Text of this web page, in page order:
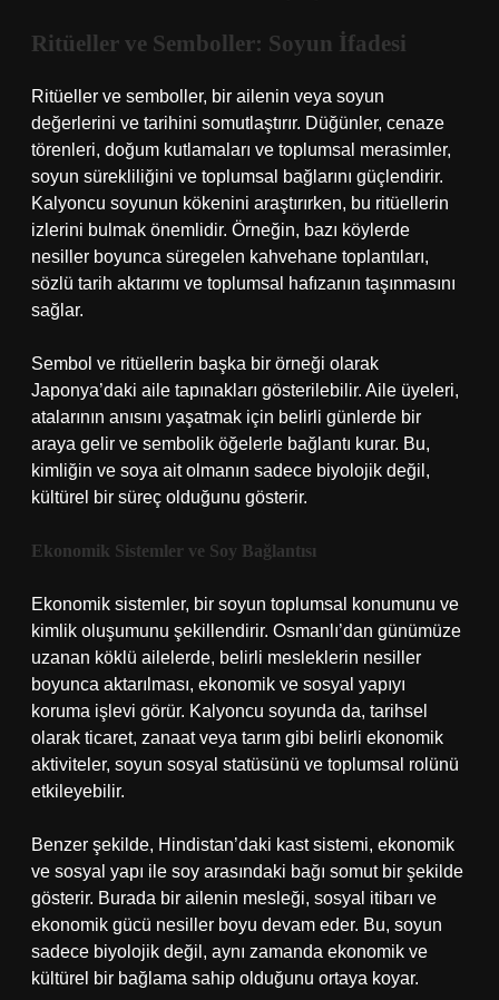
Ritüeller ve Semboller: Soyun İfadesi
Ritüeller ve semboller, bir ailenin veya soyun
değerlerini ve tarihini somutlaştırır. Düğünler, cenaze
törenleri, doğum kutlamaları ve toplumsal merasimler,
soyun sürekliliğini ve toplumsal bağlarını güçlendirir.
Kalyoncu soyunun kökenini araştırırken, bu ritüellerin
izlerini bulmak önemlidir. Örneğin, bazı köylerde
nesiller boyunca süregelen kahvehane toplantıları,
sözlü tarih aktarımı ve toplumsal hafızanın taşınmasını
sağlar.
Sembol ve ritüellerin başka bir örneği olarak
Japonya’daki aile tapınakları gösterilebilir. Aile üyeleri,
atalarının anısını yaşatmak için belirli günlerde bir
araya gelir ve sembolik öğelerle bağlantı kurar. Bu,
kimliğin ve soya ait olmanın sadece biyolojik değil,
kültürel bir süreç olduğunu gösterir.
Ekonomik Sistemler ve Soy Bağlantısı
Ekonomik sistemler, bir soyun toplumsal konumunu ve
kimlik oluşumunu şekillendirir. Osmanlı’dan günümüze
uzanan köklü ailelerde, belirli mesleklerin nesiller
boyunca aktarılması, ekonomik ve sosyal yapıyı
koruma işlevi görür. Kalyoncu soyunda da, tarihsel
olarak ticaret, zanaat veya tarım gibi belirli ekonomik
aktiviteler, soyun sosyal statüsünü ve toplumsal rolünü
etkileyebilir.
Benzer şekilde, Hindistan’daki kast sistemi, ekonomik
ve sosyal yapı ile soy arasındaki bağı somut bir şekilde
gösterir. Burada bir ailenin mesleği, sosyal itibarı ve
ekonomik gücü nesiller boyu devam eder. Bu, soyun
sadece biyolojik değil, aynı zamanda ekonomik ve
kültürel bir bağlama sahip olduğunu ortaya koyar.